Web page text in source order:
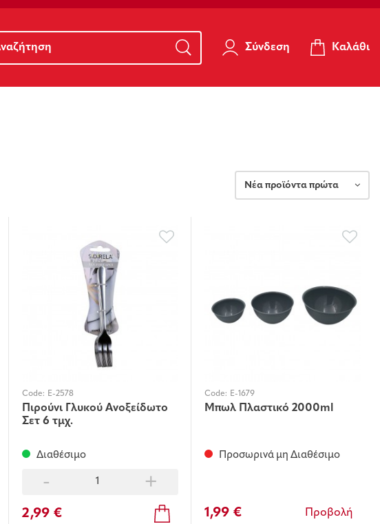
Σύνδεση Καλάθι
Νέα προϊόντα πρώτα
Code: E-2578
Πιρούνι Γλυκού Ανοξείδωτο
Σετ 6 τμχ.
Διαθέσιμο
- +
2,99 €
Code: E-1679
Μπωλ Πλαστικό 2000ml
Προσωρινά μη Διαθέσιμο
1,99 € Προβολή